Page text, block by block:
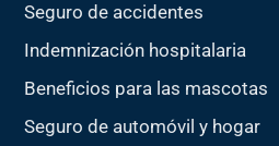
Seguro de accidentes
Indemnización hospitalaria
Beneficios para las mascotas
Seguro de automóvil y hogar